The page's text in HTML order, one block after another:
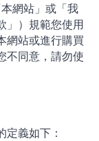
網站」或「我
」）規範您使用
網站或進行購買
不同意，請勿使
義如下：